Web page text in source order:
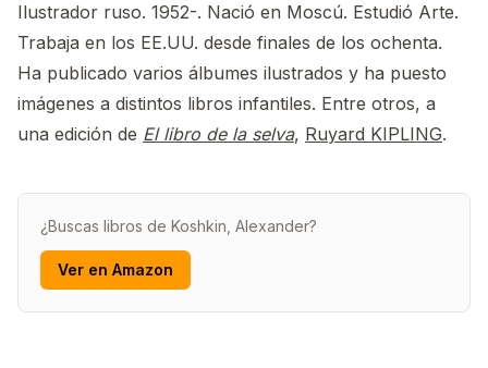
Ilustrador ruso. 1952-. Nació en Moscú. Estudió Arte.
Trabaja en los EE.UU. desde finales de los ochenta.
Ha publicado varios álbumes ilustrados y ha puesto
imágenes a distintos libros infantiles. Entre otros, a
una edición de El libro de la selva, Ruyard KIPLING.
¿Buscas libros de Koshkin, Alexander?
Ver en Amazon